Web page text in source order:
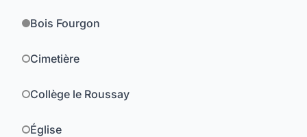
Bois Fourgon
Cimetière
Collège le Roussay
Église